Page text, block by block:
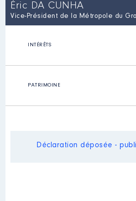
Éric DA CUNHA
Vice-Président de la Métropole du
INTÉRÊTS
PATRIMOINE
Déclaration déposée -